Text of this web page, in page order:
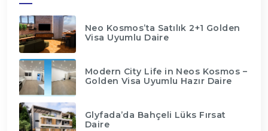
Neo Kosmos’ta Satılık 2+1 Golden
Visa Uyumlu Daire
Modern City Life in Neos Kosmos –
Golden Visa Uyumlu Hazır Daire
Glyfada’da Bahçeli Lüks Fırsat
Daire